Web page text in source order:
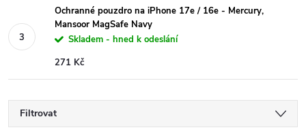
Ochranné pouzdro na iPhone 17e / 16e - Mercury,
Mansoor MagSafe Navy
Skladem - hned k odeslání
271 Kč
Filtrovat